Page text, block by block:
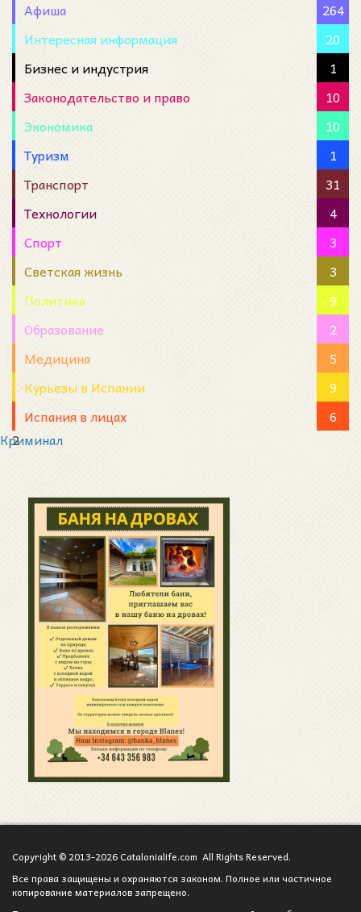
Афиша
264
Интересная информация
20
Бизнес и индустрия
1
Законодательство и право
10
Экономика
10
Туризм
1
Транспорт
31
Технологии
4
Спорт
3
Светская жизнь
3
Политика
9
Образование
2
Медицина
5
Курьезы в Испании
9
Испания в лицах
6
Криминал
2
Copyright © 2013-2026 Catalonialife.com All Rights Reserved.
Все права защищены и охраняются законом. Полное или частичное
копирование материалов запрещено.